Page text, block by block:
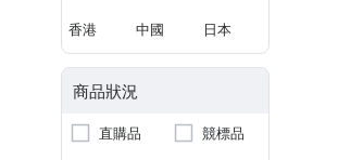
香港 中國 日本
商品狀況
直購品
競標品